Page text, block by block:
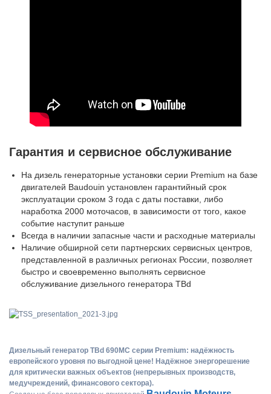
Гарантия и сервисное обслуживание
На дизель генераторные установки серии Premium на базе
двигателей Baudouin установлен гарантийный срок
эксплуатации сроком 3 года с даты поставки, либо
наработка 2000 моточасов, в зависимости от того, какое
событие наступит раньше
Всегда в наличии запасные части и расходные материалы
Наличие обширной сети партнерских сервисных центров,
представленной в различных регионах России, позволяет
быстро и своевременно выполнять сервисное
обслуживание дизельного генератора TBd
Дизельный генератор TBd 690MC серии Premium: надёжность
европейского уровня по выгодной цене! Надёжное энергорешение
для критически важных объектов (непрерывных производств,
медучреждений, финансового сектора).